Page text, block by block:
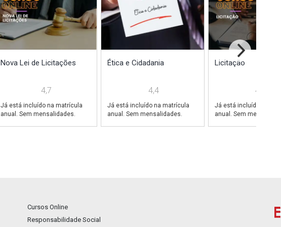
Nova Lei de Licitações
4,7
Já está incluído na matrícula
anual. Sem mensalidades.
Ética e Cidadania
4,4
Já está incluído na matrícula
anual. Sem mensalidades.
Licitação
4,7
Já está incluído na
anual. Sem
Cursos Online
Responsabilidade Social